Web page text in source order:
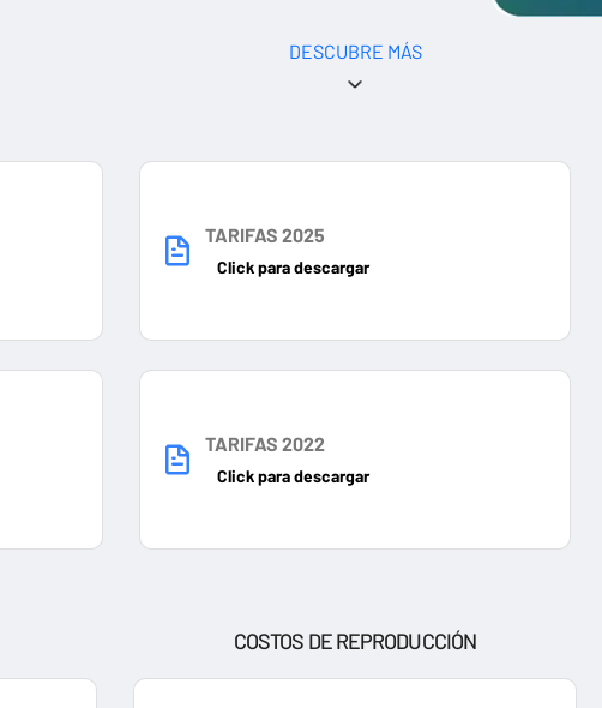
DESCUBRE MÁS
TARIFAS 2025
Click para descargar
TARIFAS 2022
Click para descargar
COSTOS DE REPRODUCCIÓN